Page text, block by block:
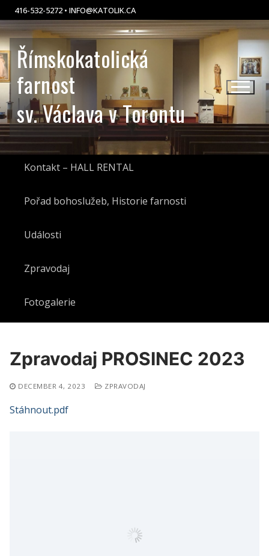
Skip
to
content
416-532-5272 • AC.KI
LOTAK
@OFNI
Římskokatolická
farnost
sv. Václava v Torontu
Kontakt – HALL RENTAL
Pořad bohoslužeb, Historie farnosti
Události
Zpravodaj
Fotogalerie
Zpravodaj PROSINEC 2023
DECEMBER 4, 2023 ZPRAVODAJ
Stáhnout.pdf